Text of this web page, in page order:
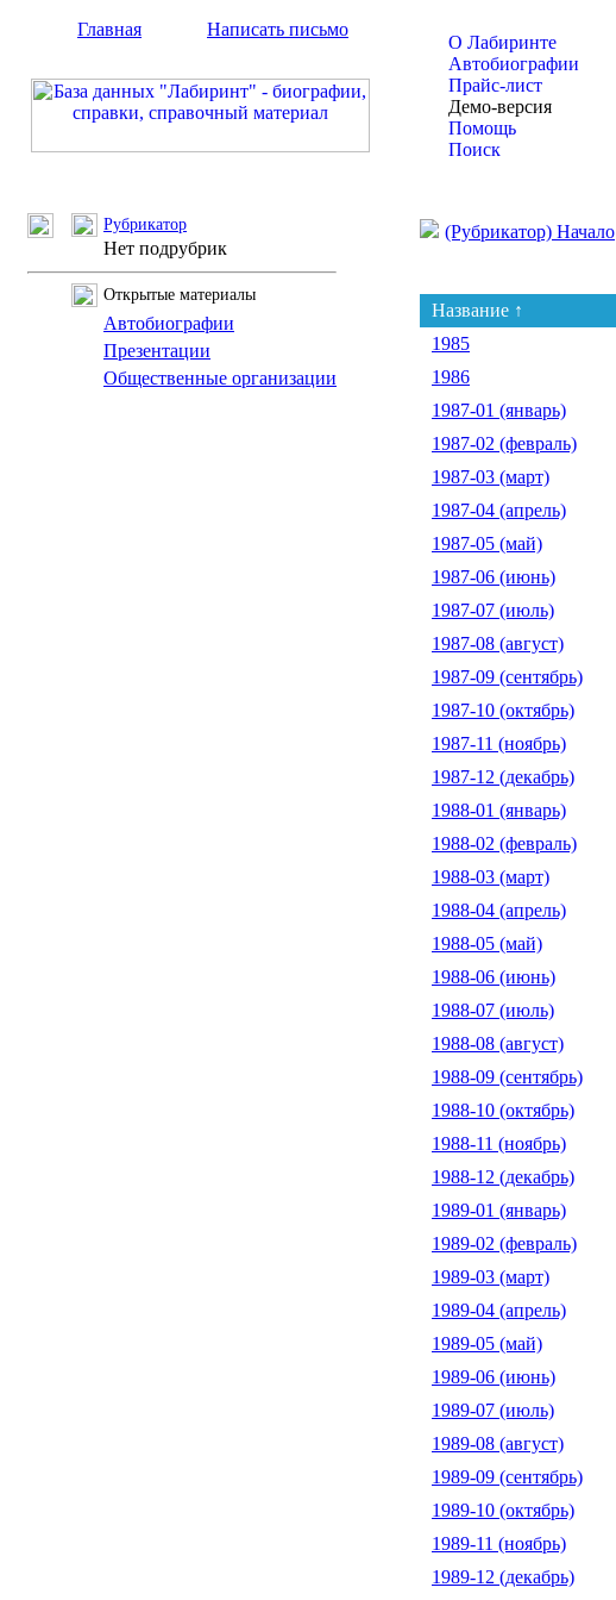
Главная Написать письмо
О Лабиринте
Автобиографии
Прайс-лист
Демо-версия
Помощь
Поиск
Рубрикатор
Нет подрубрик
Открытые материалы
Автобиографии
Презентации
Общественные организации
(Рубрикатор) Начало
Название ↑
1985
1986
1987-01 (январь)
1987-02 (февраль)
1987-03 (март)
1987-04 (апрель)
1987-05 (май)
1987-06 (июнь)
1987-07 (июль)
1987-08 (август)
1987-09 (сентябрь)
1987-10 (октябрь)
1987-11 (ноябрь)
1987-12 (декабрь)
1988-01 (январь)
1988-02 (февраль)
1988-03 (март)
1988-04 (апрель)
1988-05 (май)
1988-06 (июнь)
1988-07 (июль)
1988-08 (август)
1988-09 (сентябрь)
1988-10 (октябрь)
1988-11 (ноябрь)
1988-12 (декабрь)
1989-01 (январь)
1989-02 (февраль)
1989-03 (март)
1989-04 (апрель)
1989-05 (май)
1989-06 (июнь)
1989-07 (июль)
1989-08 (август)
1989-09 (сентябрь)
1989-10 (октябрь)
1989-11 (ноябрь)
1989-12 (декабрь)